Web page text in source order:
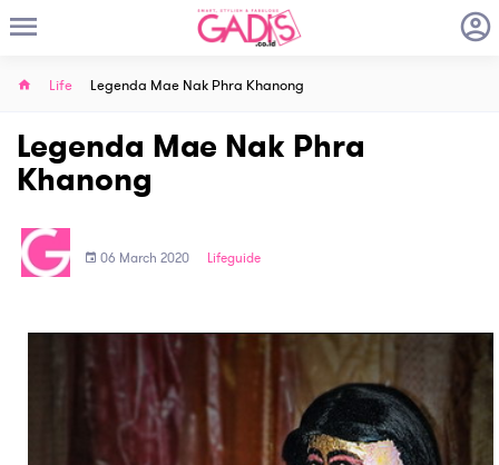
Life Legenda Mae Nak Phra Khanong
Legenda Mae Nak Phra
Khanong
06 March 2020 Lifeguide